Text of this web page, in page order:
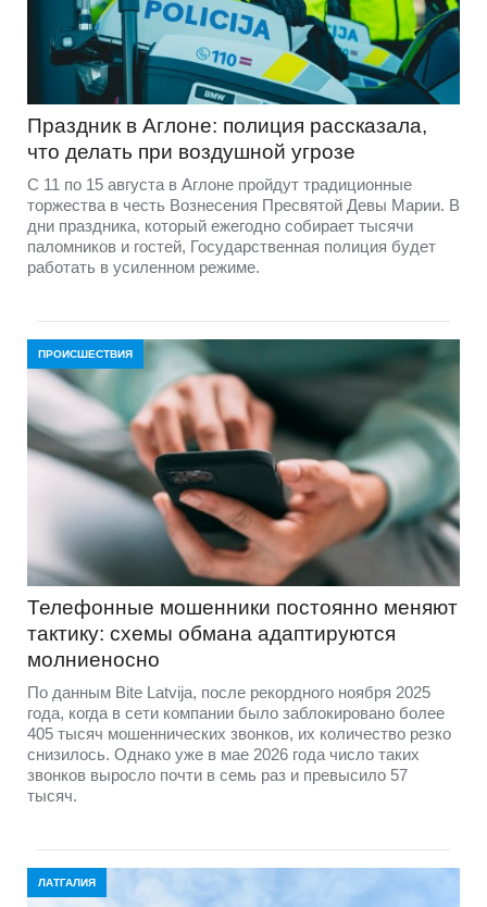
Праздник в Аглоне: полиция рассказала,
что делать при воздушной угрозе
С 11 по 15 августа в Аглоне пройдут традиционные
торжества в честь Вознесения Пресвятой Девы Марии. В
дни праздника, который ежегодно собирает тысячи
паломников и гостей, Государственная полиция будет
работать в усиленном режиме.
ПРОИСШЕСТВИЯ
Телефонные мошенники постоянно меняют
тактику: схемы обмана адаптируются
молниеносно
По данным Bite Latvija, после рекордного ноября 2025
года, когда в сети компании было заблокировано более
405 тысяч мошеннических звонков, их количество резко
снизилось. Однако уже в мае 2026 года число таких
звонков выросло почти в семь раз и превысило 57
тысяч.
ЛАТГАЛИЯ